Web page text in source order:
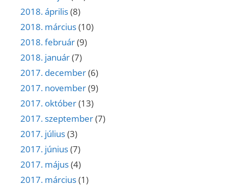
2018. április(8)
2018. március(10)
2018. február(9)
2018. január(7)
2017. december(6)
2017. november(9)
2017. október(13)
2017. szeptember(7)
2017. július(3)
2017. június(7)
2017. május(4)
2017. március(1)